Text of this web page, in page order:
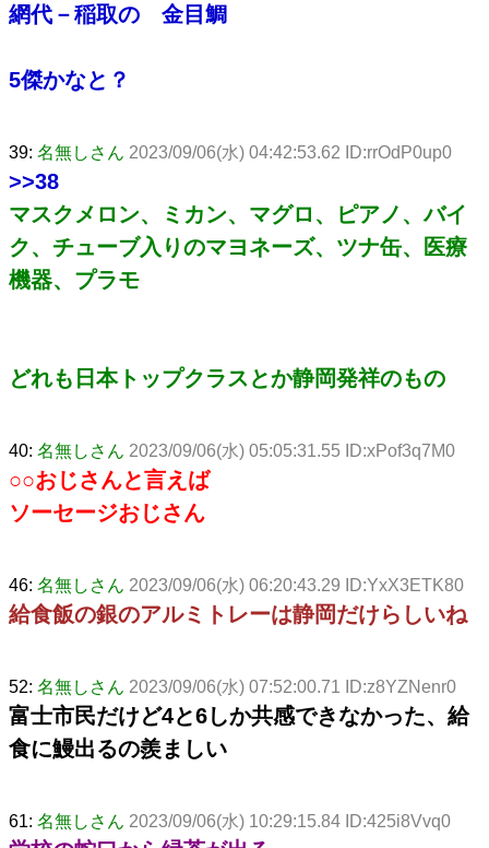
網代－稲取の 金目鯛
5傑かなと？
39: 名無しさん 2023/09/06(水) 04:42:53.62 ID:rrOdP0up0
>>38
マスクメロン、ミカン、マグロ、ピアノ、バイ
ク、チューブ入りのマヨネーズ、ツナ缶、医療
機器、プラモ
どれも日本トップクラスとか静岡発祥のもの
40: 名無しさん 2023/09/06(水) 05:05:31.55 ID:xPof3q7M0
○○おじさんと言えば
ソーセージおじさん
46: 名無しさん 2023/09/06(水) 06:20:43.29 ID:YxX3ETK80
給食飯の銀のアルミトレーは静岡だけらしいね
52: 名無しさん 2023/09/06(水) 07:52:00.71 ID:z8YZNenr0
富士市民だけど4と6しか共感できなかった、給
食に鰻出るの羨ましい
61: 名無しさん 2023/09/06(水) 10:29:15.84 ID:425i8Vvq0